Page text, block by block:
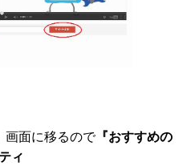
画面に移るので『おすすめの
ィ